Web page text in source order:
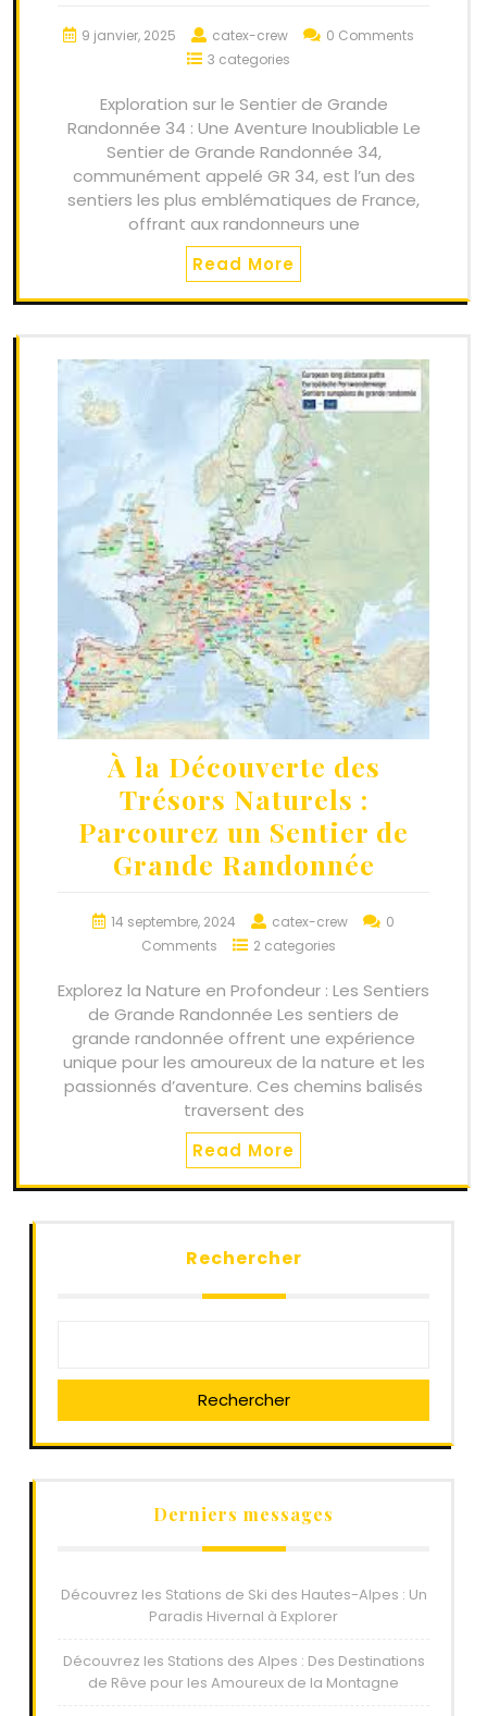
9 janvier, 2025 catex-crew
0 Comments
3 categories
Exploration sur le Sentier de Grande
Randonnée 34 : Une Aventure Inoubliable Le
Sentier de Grande Randonnée 34,
communément appelé GR 34, est l’un des
sentiers les plus emblématiques de France,
offrant aux randonneurs une
Read More
À la Découverte des
Trésors Naturels :
Parcourez un Sentier de
Grande Randonnée
14 septembre, 2024 catex-crew
0
Comments
2 categories
Explorez la Nature en Profondeur : Les Sentiers
de Grande Randonnée Les sentiers de
grande randonnée offrent une expérience
unique pour les amoureux de la nature et les
passionnés d’aventure. Ces chemins balisés
traversent des
Read More
Rechercher
Rechercher
Derniers messages
Découvrez les Stations de Ski des Hautes-Alpes : Un
Paradis Hivernal à Explorer
Découvrez les Stations des Alpes : Des Destinations
de Rêve pour les Amoureux de la Montagne